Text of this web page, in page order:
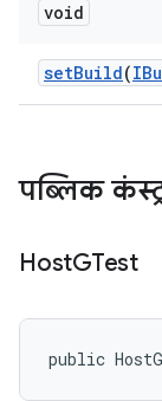
void
setBuild(
पब्लिक
HostGTest
public